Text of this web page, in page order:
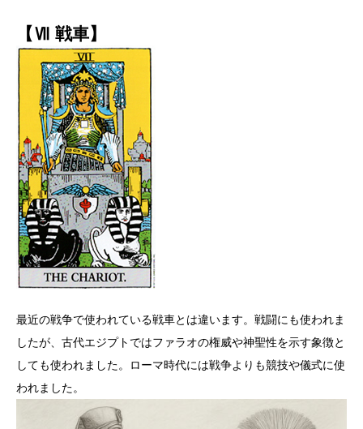
【Ⅶ 戦車】
最近の戦争で使われている戦車とは違います。戦闘にも使われま
したが、古代エジプトではファラオの権威や神聖性を示す象徴と
しても使われました。ローマ時代には戦争よりも競技や儀式に使
われました。